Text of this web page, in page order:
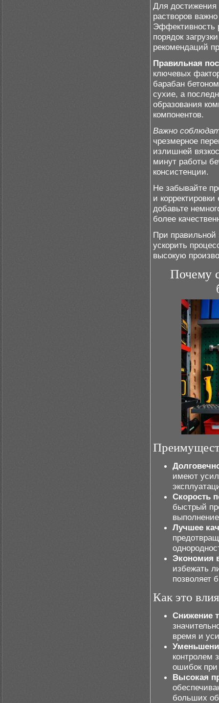
Для достижения
растворов
Эффективность
порядок
рекомендаций
Правильная
ключевых
барабан
сухие, а
образования
компонентов.
Важно
чрезмерное
излишней
минут работы
консистенции.
Не забывайте
и
добавьте
более
При правильной
ускорить
высокую
Почему
имеют
Скорость
быстрый
Лучшее
Экономия
избежать
позволяет
Как это
Снижение
время и
контролем
ошибок при
Высокая
больших